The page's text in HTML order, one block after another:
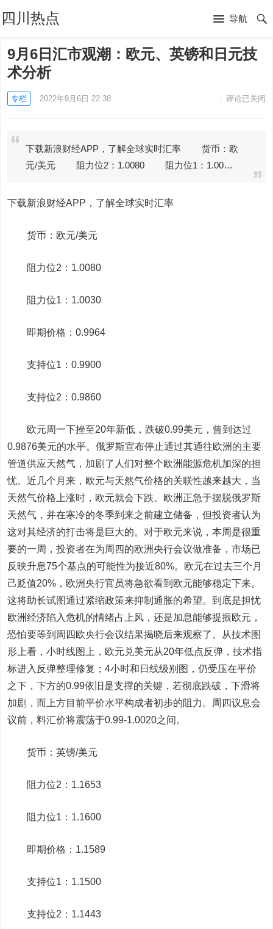
四川热点 导航
9月6日汇市观潮：欧元、英镑和日元技
术分析
专栏 2022年9月6日 22:38 评论已关闭
下载新浪财经APP，了解全球实时汇率 货币：欧
元/美元 阻力位2：1.0080 阻力位1：1.00…
下载新浪财经APP，了解全球实时汇率
货币： 欧元/美元
阻力位2：1.0080
阻力位1：1.0030
即期价格：0.9964
支持位1：0.9900
支持位2：0.9860
欧元周一下挫至20年新低，跌破0.99美元，曾到达过
0.9876美元的水平。俄罗斯宣布停止通过其通往欧洲的主要
管道供应天然气，加剧了人们对整个欧洲能源危机加深的担
忧。近几个月来，欧元与天然气价格的关联性越来越大，当
天然气价格上涨时，欧元就会下跌。欧洲正急于摆脱俄罗斯
天然气，并在寒冷的冬季到来之前建立储备，但投资者认为
这对其经济的打击将是巨大的。对于欧元来说，本周是很重
要的一周，投资者在为周四的欧洲央行会议做准备，市场已
反映升息75个基点的可能性为接近80%。欧元在过去三个月
己贬值20%，欧洲央行官员将急欲看到欧元能够稳定下来。
这将助长试图通过紧缩政策来抑制通胀的希望。到底是担忧
欧洲经济陷入危机的情绪占上风，还是加息能够提振欧元，
恐怕要等到周四欧央行会议结果揭晓后来观察了。从技术图
形上看，小时线图上， 欧元兑美元从20年低点反弹，技术指
标进入反弹整理修复；4小时和日线级别图，仍受压在平价
之下，下方的0.99依旧是支撑的关键，若彻底跌破，下滑将
加剧，而上方目前平价水平构成者初步的阻力。周四议息会
议前，料汇价将震荡于0.99-1.0020之间。
货币：英镑/美元
阻力位2：1.1653
阻力位1：1.1600
即期价格：1.1589
支持位1：1.1500
支持位2：1.1443